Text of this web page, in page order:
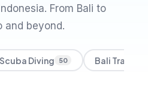
From Bali to
and beyond.
Scuba Diving 50 Bali Travel